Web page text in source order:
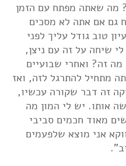
מה שאתה מפתח עם הזמן
גם אם אתה לא מסכים
טוב גודל עליך לפני
שיחה על זה עם ניצן,
זה? ואחרי שבועיים
מתחיל להתרגל לזה, ואז
זה דבר שקורה עכשיו,
אותו. יש לי המון מה
מאוד חכמים סביבי
אני מוצא שלפעמים